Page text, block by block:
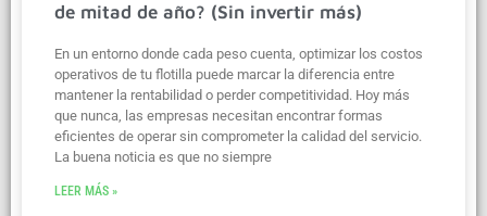
de mitad de año? (Sin invertir más)
En un entorno donde cada peso cuenta, optimizar los costos
operativos de tu flotilla puede marcar la diferencia entre
mantener la rentabilidad o perder competitividad. Hoy más
que nunca, las empresas necesitan encontrar formas
eficientes de operar sin comprometer la calidad del servicio.
La buena noticia es que no siempre
LEER MÁS »